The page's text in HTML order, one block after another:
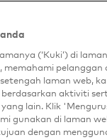
elektronik (e-
dipasang di
menggunakan
peretas
dalam kolom
(‘Kuki’) di
memahami pelanggan
laman web,
aktiviti
lain. Klik
gunakan di laman
dengan